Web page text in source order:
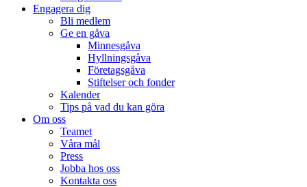
Engagera dig
Bli medlem
Ge en gåva
Minnesgåva
Hyllningsgåva
Företagsgåva
Stiftelser och fonder
Kalender
Tips på vad du kan göra
Om oss
Teamet
Våra mål​
Press
Jobba hos oss
Kontakta oss